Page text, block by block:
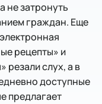
не затронуть
граждан. Еще
рецепты» и
резали слух, а в
доступные
предлагает